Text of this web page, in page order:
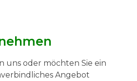
uns oder möchten Sie ein
Angebot